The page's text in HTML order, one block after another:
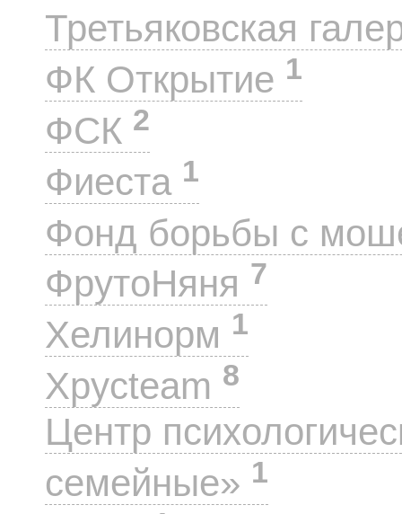
Третьяковская
ФК Открытие 1
ФСК 2
Фиеста 1
Фонд борьбы с
ФрутоНяня 7
Хелинорм 1
Хрусteam 8
Центр
семейные» 1